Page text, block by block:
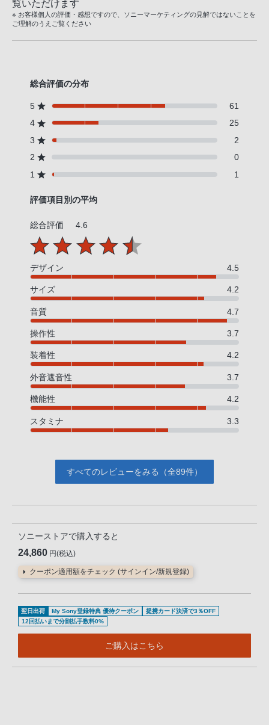
覧いただけます
※ お客様個人の評価・感想ですので、ソニーマーケティングの見解ではないことを
ご理解のうえご覧ください
総合評価の分布
5
61
4
25
3
2
2
0
1
1
評価項目別の平均
総合評価 4.6
デザイン 4.5
サイズ 4.2
音質 4.7
操作性 3.7
装着性 4.2
外音遮音性 3.7
機能性 4.2
スタミナ 3.3
すべてのレビューをみる（全89件）
ソニーストアで購入すると
24,860 円(税込)
クーポン適用額をチェック (サインイン/新規登録)
翌日出荷 My Sony登録特典 優待クーポン
提携カード決済で3％OFF
12回払いまで分割払手数料0%
ご購入はこちら